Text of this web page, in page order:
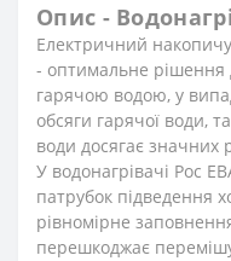
Опис -
Електричний
- оптимальне рішення
гарячою водою, у
обсяги гарячої води,
води досягає значних
У водонагрівачі Рос
патрубок підведення
рівномірне
перешкоджає